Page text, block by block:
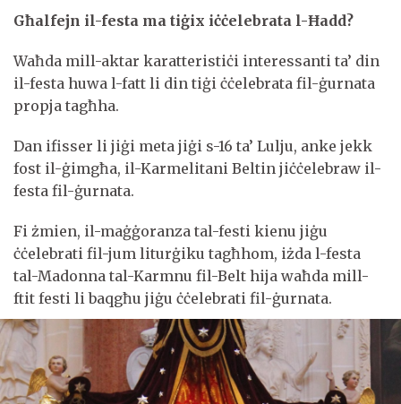
Għalfejn il-festa ma tiġix iċċelebrata l-Ħadd?
Waħda mill-aktar karatteristiċi interessanti ta’ din
il-festa huwa l-fatt li din tiġi ċċelebrata fil-ġurnata
propja tagħha.
Dan ifisser li jiġi meta jiġi s-16 ta’ Lulju, anke jekk
fost il-ġimgħa, il-Karmelitani Beltin jiċċelebraw il-
festa fil-ġurnata.
Fi żmien, il-maġġoranza tal-festi kienu jiġu
ċċelebrati fil-jum liturġiku tagħhom, iżda l-festa
tal-Madonna tal-Karmnu fil-Belt hija waħda mill-
ftit festi li baqgħu jiġu ċċelebrati fil-ġurnata.